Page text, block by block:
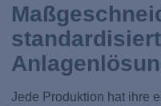
Jede Produktion hat ihre